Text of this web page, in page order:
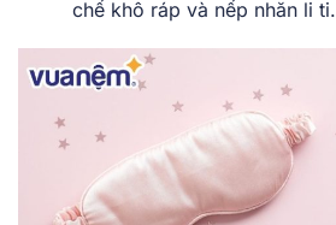
chế khô ráp và nếp nhăn li ti.